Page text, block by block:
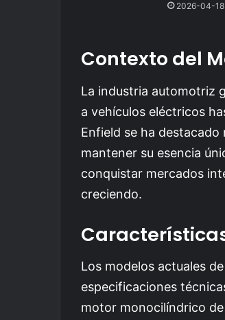
2026-04-18
Contexto del
La industria automotriz
a vehículos eléctricos
Enfield se ha
mantener su esencia
conquistar mercados
creciendo.
Los modelos actuales
especificaciones
motor monocilíndrico